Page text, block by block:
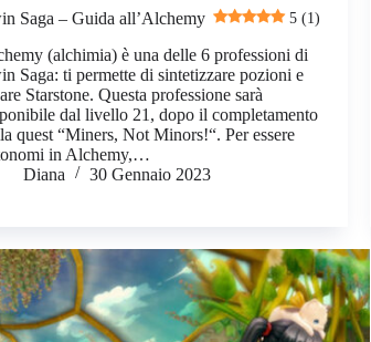
Saga – Guida all’Alchemy 5 (1)
(alchimia) è una delle 6 professioni di
Saga: ti permette di sintetizzare pozioni e
Starstone. Questa professione sarà
dal livello 21, dopo il completamento
quest “Miners, Not Minors!“. Per essere
in Alchemy,…
Diana
30 Gennaio 2023